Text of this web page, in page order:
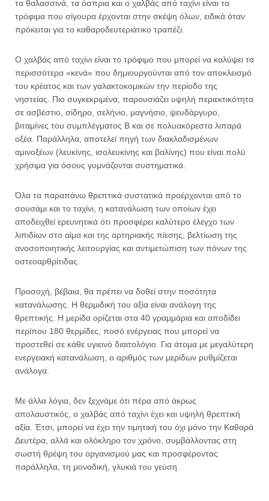
τα θαλασσινά, τα όσπρια και ο χαλβάς από ταχίνι είναι τα
τρόφιμα που σίγουρα έρχονται στην σκέψη όλων, ειδικά όταν
πρόκειται για το καθαροδευτεριάτικο τραπέζι.
Ο χαλβάς από ταχίνι είναι το τρόφιμο που μπορεί να καλύψει τα
περισσότερα «κενά» που δημιουργούνται από τον αποκλεισμό
του κρέατος και των γαλακτοκομικών την περίοδο της
νηστείας. Πιο συγκεκριμένα, παρουσιάζει υψηλή περιεκτικότητα
σε ασβέστιο, σίδηρο, σελήνιο, μαγνήσιο, ψευδάργυρο,
βιταμίνες του συμπλέγματος Β και σε πολυακόρεστα λιπαρά
οξέα. Παράλληλα, αποτελεί πηγή των διακλαδισμένων
αμινοξέων (λευκίνης, ισολευκίνης και βαλίνης) που είναι πολύ
χρήσιμα για όσους γυμνάζονται συστηματικά.
Όλα τα παραπάνω θρεπτικά συστατικά προέρχονται από το
σουσάμι και το ταχίνι, η κατανάλωση των οποίων έχει
αποδειχθεί ερευνητικά ότι προσφέρει καλύτερο έλεγχο των
λιπιδίων στο αίμα και της αρτηριακής πίεσης, βελτίωση της
ανοσοποιητικής λειτουργίας και αντιμετώπιση των πόνων της
οστεοαρθρίτιδας.
Προσοχή, βέβαια, θα πρέπει να δοθεί στην ποσότητα
κατανάλωσης. Η θερμιδική του αξία είναι ανάλογη της
θρεπτικής. Η μερίδα ορίζεται στα 40 γραμμάρια και αποδίδει
περίπου 180 θερμίδες, ποσό ενέργειας που μπορεί να
προστεθεί σε κάθε υγιεινό διαιτολόγιο. Για άτομα με μεγαλύτερη
ενεργειακή κατανάλωση, ο αριθμός των μερίδων ρυθμίζεται
ανάλογα.
Με άλλα λόγια, δεν ξεχνάμε ότι πέρα από άκρως
απολαυστικός, ο χαλβάς από ταχίνι έχει και υψηλή θρεπτική
αξία. Έτσι, μπορεί να έχει την τιμητική του όχι μόνο την Καθαρά
Δευτέρα, αλλά και ολόκληρο τον χρόνο, συμβάλλοντας στη
σωστή θρέψη του οργανισμού μας και προσφέροντας
παράλληλα, τη μοναδική, γλυκιά του γεύση.